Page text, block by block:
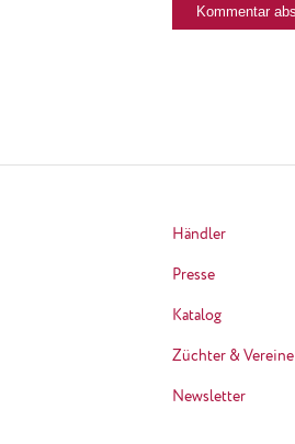
Händler
Presse
Katalog
Züchter & Vereine
Newsletter